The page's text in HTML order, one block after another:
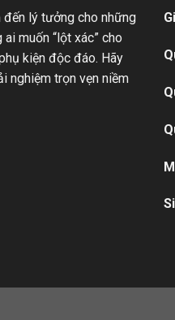
đến lý tưởng cho những
muốn “lột xác” cho
kiện độc đáo. Hãy
nghiệm trọn vẹn niềm